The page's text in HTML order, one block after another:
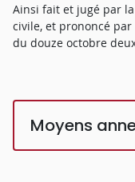
Ainsi fait et jugé par
civile, et prononcé
du douze octobre
Moyens